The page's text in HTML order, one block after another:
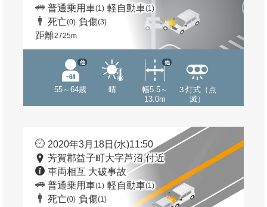
普通乗用車(1) 軽自動車(1)
死亡(0) 負傷(3)
距離2725m
55～64歳
他
晴
幅5.5～
13.0m
他
３灯式（点
滅）
2020年3月18日(水)11:50
芳賀郡益子町大字芦沼 付近
車両相互 大破事故
普通乗用車(1) 軽自動車(1)
死亡(0) 負傷(1)